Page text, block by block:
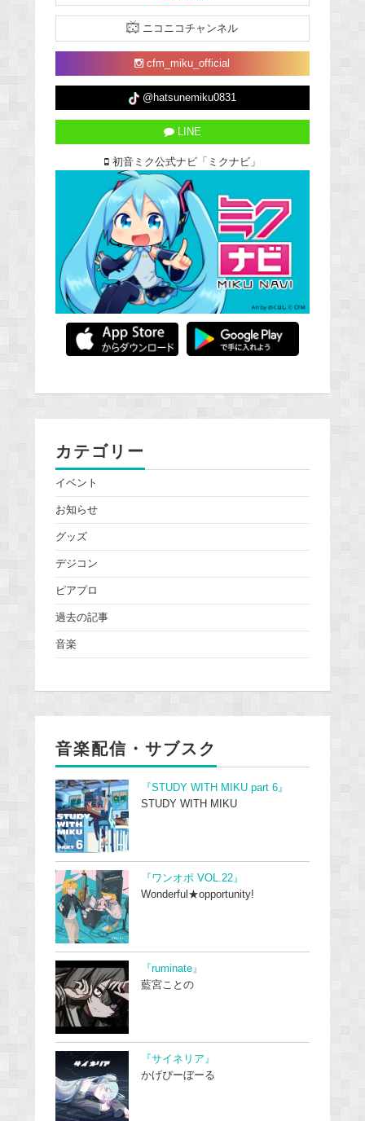
ニコニコチャンネル
cfm_miku_official
@hatsunemiku0831
LINE
初音ミク公式ナビ「ミクナビ」
カテゴリー
イベント
お知らせ
グッズ
デジコン
ピアプロ
過去の記事
音楽
音楽配信・サブスク
『STUDY WITH MIKU part 6』
STUDY WITH MIKU
『ワンオポ VOL.22』
Wonderful★opportunity!
『ruminate』
藍宮ことの
『サイネリア』
かげぴーぼーる